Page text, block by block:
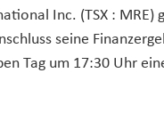
Inc. (TSX : MRE)
seine
Tag um 17:30 Uhr